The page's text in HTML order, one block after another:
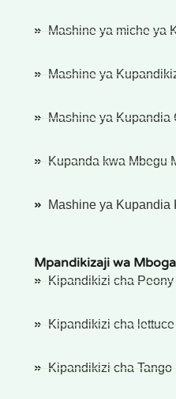
Mashine ya miche ya
Mashine ya
Mashine ya Kupandia
Kupanda kwa Mbegu
Mashine ya
Mpandikizaji wa Mboga
Kipandikizi cha Peony
Kipandikizi cha lettuce
Kipandikizi cha Tango